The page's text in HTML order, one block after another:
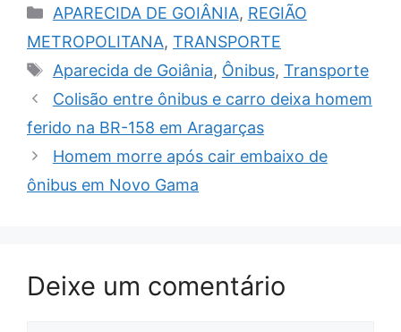
Categorias
APARECIDA DE GOIÂNIA, REGIÃO
METROPOLITANA, TRANSPORTE
Tags
Aparecida de Goiânia, Ônibus, Transporte
Colisão entre ônibus e carro deixa homem
ferido na BR-158 em Aragarças
Homem morre após cair embaixo de
ônibus em Novo Gama
Deixe um comentário